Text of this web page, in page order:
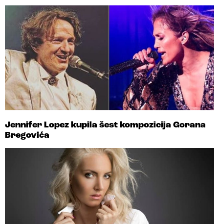
Jennifer Lopez kupila šest kompozicija Gorana
Bregovića